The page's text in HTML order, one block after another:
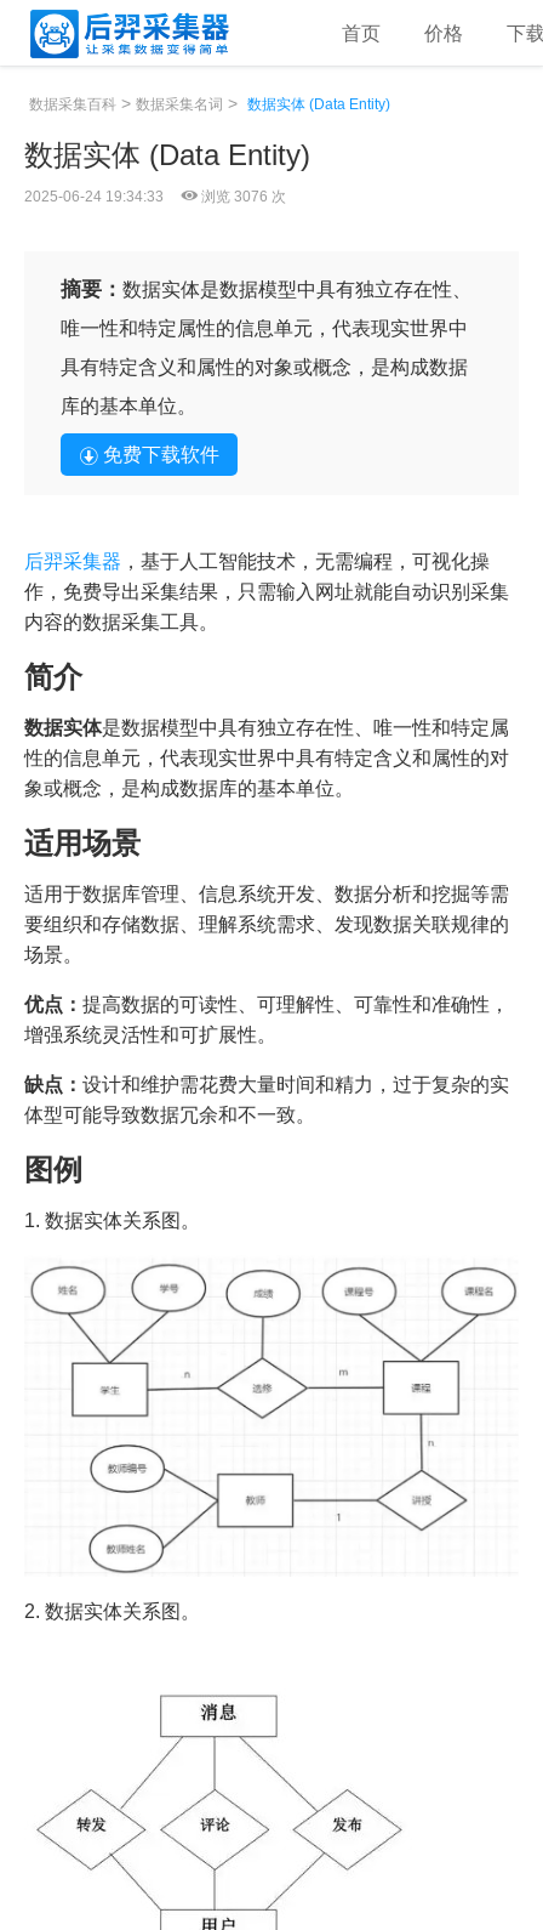
首页 价格 下
数据采集百科 > 数据采集名词 > 数据实体 (Data Entity)
数据实体 (Data Entity)
2025-06-24 19:34:33 浏览 3076 次
摘要： 数据实体是数据模型中具有独立存在性、
唯一性和特定属性的信息单元，代表现实世界中
具有特定含义和属性的对象或概念，是构成数据
库的基本单位。
免费下载软件
后羿采集器 ，基于人工智能技术，无需编程，可视化操
作，免费导出采集结果，只需输入网址就能自动识别采集
内容的数据采集工具。
简介
数据实体是数据模型中具有独立存在性、唯一性和特定属
性的信息单元，代表现实世界中具有特定含义和属性的对
象或概念，是构成数据库的基本单位。
适用场景
适用于数据库管理、信息系统开发、数据分析和挖掘等需
要组织和存储数据、理解系统需求、发现数据关联规律的
场景。
优点： 提高数据的可读性、可理解性、可靠性和准确性，
增强系统灵活性和可扩展性。
缺点： 设计和维护需花费大量时间和精力，过于复杂的实
体型可能导致数据冗余和不一致。
图例
1. 数据实体关系图。
2. 数据实体关系图。